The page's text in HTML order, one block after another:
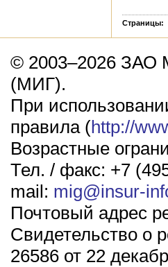
Страницы:
© 2003–2026 ЗАО
(МИГ).
При
правила (http://
Возрастные
Тел. / факс: +7
mail: mig@insur-
Почтовый адрес
Свидетельство о
26586 от 22